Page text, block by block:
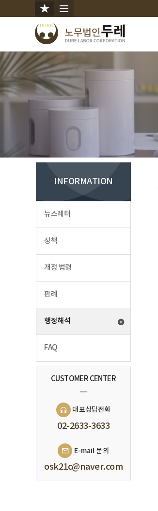
INFORMATION
뉴스레터
정책
개정 법령
판례
행정해석
FAQ
CUSTOMER CENTER
대표상담전화
02-2633-3633
E-mail 문의
osk21c@naver.com